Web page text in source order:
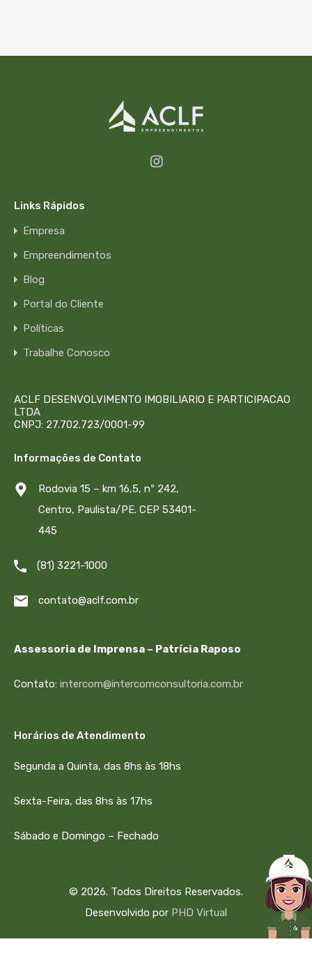
Links Rápidos
Empresa
Empreendimentos
Blog
Portal do Cliente
Políticas
Trabalhe Conosco
ACLF DESENVOLVIMENTO IMOBILIARIO E PARTICIPACAO
LTDA
CNPJ: 27.702.723/0001-99
Informações de Contato
Rodovia 15 – km 16,5, nº 242,
Centro, Paulista/PE. CEP 53401-
445
(81) 3221-1000
contato@aclf.com.br
Assessoria de Imprensa – Patrícia Raposo
Contato: intercom@intercomconsultoria.com.br
Horários de Atendimento
Segunda a Quinta, das 8hs às 18hs
Sexta-Feira, das 8hs às 17hs
Sábado e Domingo – Fechado
© 2026. Todos Direitos Reservados.
Desenvolvido por PHD Virtual